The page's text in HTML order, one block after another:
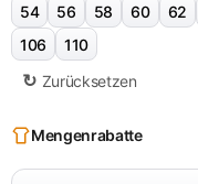
54
56 58 60 62
106
110
Zurücksetzen
Mengenrabatte